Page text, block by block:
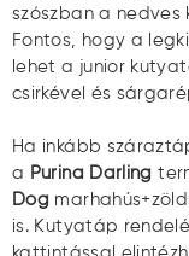
szószban a
Fontos, hogy a
lehet a junior
csirkével és
Ha inkább
a Purina Darling
Dog
is. Kutyatáp